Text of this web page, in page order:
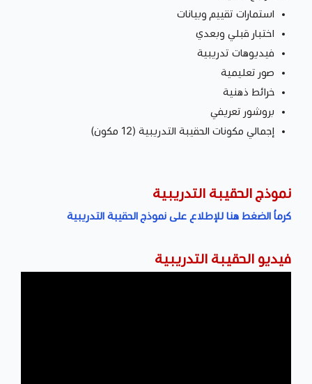
استمارات تقييم وبيانات
اختبار قبلي وبعدي
فيديوهات تدريبية
صور تعليمية
خرائط ذهنية
بروشور تعريفي
إجمالي مكونات الحقيبة التدريبية (12 مكون)
نموذج الحقيبة التدريبية
كرماُ الضغط هنا للإطلاع على نموذج الحقيبة التدريبية
فيديو الحقيبة التدريبية